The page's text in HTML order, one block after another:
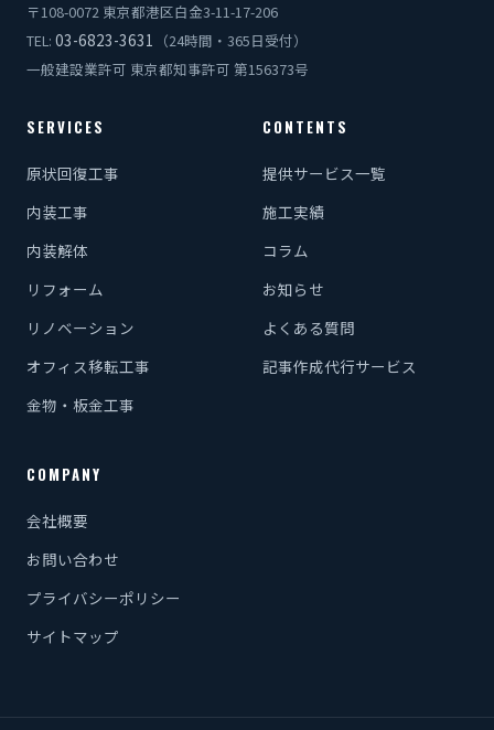
〒108-0072 東京都港区白金3-11-17-206
TEL: 03-6823-3631 （24時間・365日受付）
一般建設業許可 東京都知事許可 第156373号
SERVICES
原状回復工事
内装工事
内装解体
リフォーム
リノベーション
オフィス移転工事
金物・板金工事
CONTENTS
提供サービス一覧
施工実績
コラム
お知らせ
よくある質問
記事作成代行サービス
COMPANY
会社概要
お問い合わせ
プライバシーポリシー
サイトマップ